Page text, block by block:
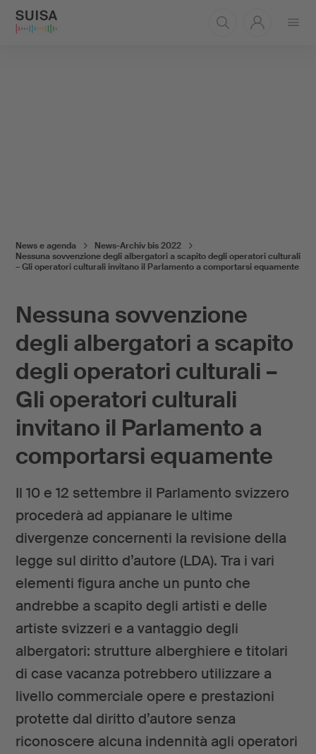
Nessuna sovvenzione
degli albergatori a scapito
degli operatori culturali –
Gli operatori culturali
invitano il Parlamento a
comportarsi equamente
Il 10 e 12 settembre il Parlamento svizzero
procederà ad appianare le ultime
divergenze concernenti la revisione della
legge sul diritto d’autore (LDA). Tra i vari
elementi figura anche un punto che
andrebbe a scapito degli artisti e delle
artiste svizzeri e a vantaggio degli
albergatori: strutture alberghiere e titolari
di case vacanza potrebbero utilizzare a
livello commerciale opere e prestazioni
protette dal diritto d’autore senza
riconoscere alcuna indennità agli operatori
News e agenda
News-Archiv bis 2022
Nessuna sovvenzione degli albergatori a scapito degli operatori culturali
– Gli operatori culturali invitano il Parlamento a comportarsi equamente